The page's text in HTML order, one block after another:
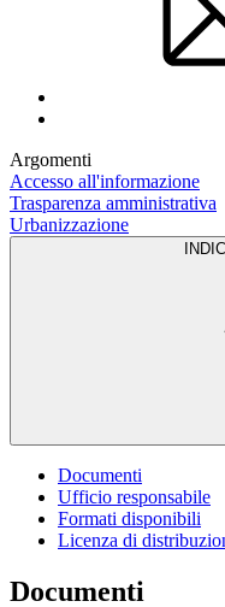
Argomenti
Accesso all'informazione
Trasparenza amministrativa
Urbanizzazione
Documenti
Ufficio responsabile
Formati disponibili
Licenza di
Documenti